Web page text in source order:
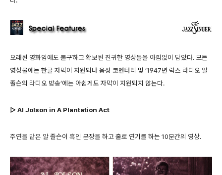
오래된 영화임에도 불구하고 확보된 진귀한 영상들을 아낌없이 담았다. 모든
영상물에는 한글 자막이 지원되나 음성 코멘터리 및 ‘1947년 럭스 라디오 알
졸슨의 라디오 방송’에는 아쉽게도 자막이 지원되지 않는다.
▷ Al Jolson in A Plantation Act
주연을 맡은 알 졸슨이 흑인 분장을 하고 홀로 연기를 하는 10분간의 영상.